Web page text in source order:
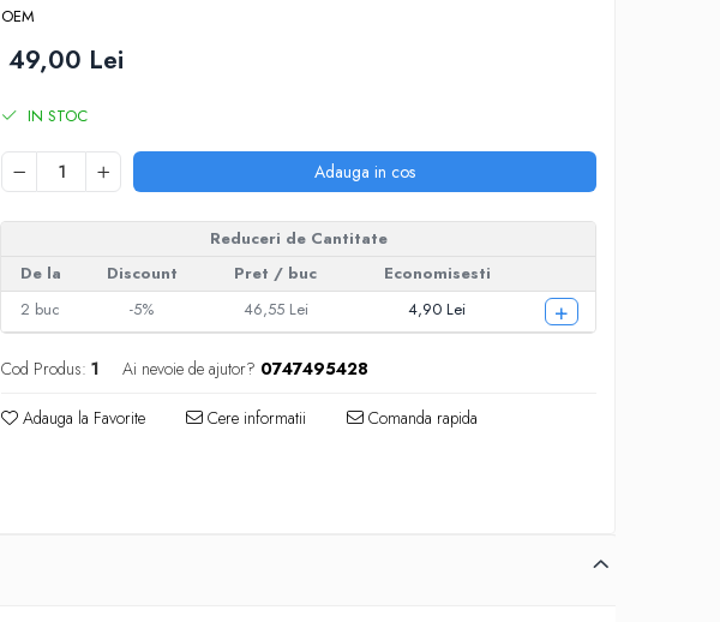
OEM
49,00 Lei
IN STOC
Adauga in cos
Reduceri de Cantitate
De la
Discount Pret / buc
Economisesti
2 buc -5% 46,55 Lei 4,90 Lei +
Cod Produs: 1 Ai nevoie de ajutor? 0747495428
Adauga la Favorite Cere informatii Comanda rapida